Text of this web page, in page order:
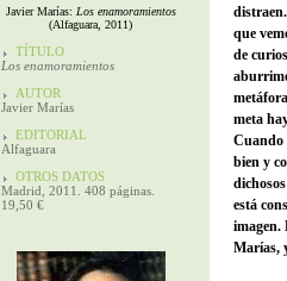
Javier Marías: Los enamoramientos
(Alfaguara, 2011)
TÍTULO
Los enamoramientos
AUTOR
Javier Marías
EDITORIAL
Alfaguara
OTROS DATOS
Madrid, 2011. 408 páginas.
19,50 €
que
de
meta
Cuando
bien y
está
imagen.
Marías,